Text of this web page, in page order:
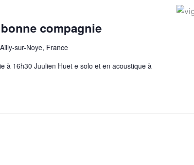
compagnie
sur-Noye, France
à 16h30 Juulien Huet e solo et en acoustique à